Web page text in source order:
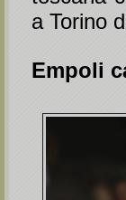
a Torino
Empoli